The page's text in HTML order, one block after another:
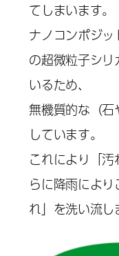
てしまいます。
ナノコンポジ
の超微粒子シ
いるため、
無機質的な（
しています。
これにより「
らに降雨によ
れ」を洗い流し